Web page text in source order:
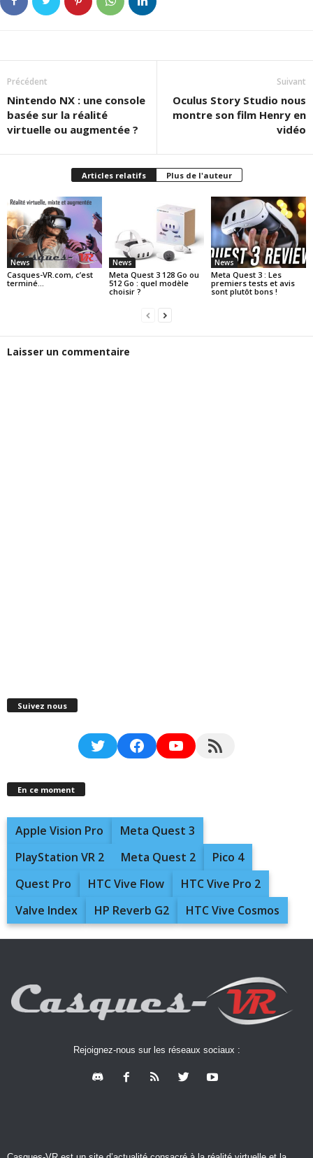
Précédent
Nintendo NX : une console
basée sur la réalité
virtuelle ou augmentée ?
Suivant
Oculus Story Studio nous
montre son film Henry en
vidéo
Articles relatifs Plus de l'auteur
News
Casques-VR.com, c’est
terminé…
News
Meta Quest 3 128 Go ou
512 Go : quel modèle
choisir ?
News
Meta Quest 3 : Les
premiers tests et avis
sont plutôt bons !
Laisser un commentaire
Suivez nous
TwitterFacebookYouTubeRSS Feed
En ce moment
Apple Vision Pro
Meta Quest 3
PlayStation VR 2
Meta Quest 2
Pico 4
Quest Pro
HTC Vive Flow
HTC Vive Pro 2
Valve Index
HP Reverb G2 HTC Vive Cosmos
Rejoignez-nous sur les réseaux sociaux :